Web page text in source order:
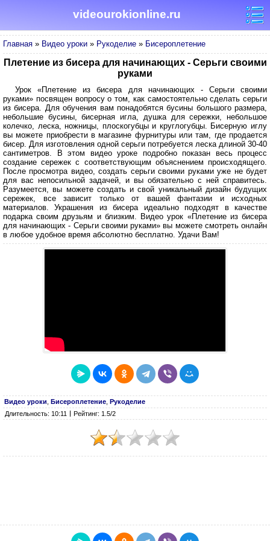
videourokionline.ru
Главная » Видео уроки » Рукоделие » Бисероплетение
Плетение из бисера для начинающих - Серьги своими
руками
Урок «Плетение из бисера для начинающих - Серьги своими
руками» посвящен вопросу о том, как самостоятельно сделать серьги
из бисера. Для обучения вам понадобятся бусины большого размера,
небольшие бусины, бисерная игла, душка для сережки, небольшое
колечко, леска, ножницы, плоскогубцы и круглогубцы. Бисерную иглу
вы можете приобрести в магазине фурнитуры или там, где продается
бисер. Для изготовления одной серьги потребуется леска длиной 30-40
сантиметров. В этом видео уроке подробно показан весь процесс
создание сережек с соответствующим объяснением происходящего.
После просмотра видео, создать серьги своими руками уже не будет
для вас непосильной задачей, и вы обязательно с ней справитесь.
Разумеется, вы можете создать и свой уникальный дизайн будущих
сережек, все зависит только от вашей фантазии и исходных
материалов. Украшения из бисера идеально подходят в качестве
подарка своим друзьям и близким. Видео урок «Плетение из бисера
для начинающих - Серьги своими руками» вы можете смотреть онлайн
в любое удобное время абсолютно бесплатно. Удачи Вам!
Видео уроки Бисероплетение Рукоделие
Длительность: 10:11
Рейтинг: 1.5/2